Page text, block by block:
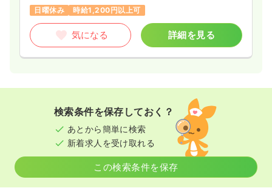
日曜休み
時給1,200円以上可
気になる 詳細を見る
検索条件を保存しておく？
あとから簡単に検索
新着求人を受け取れる
この検索条件を保存